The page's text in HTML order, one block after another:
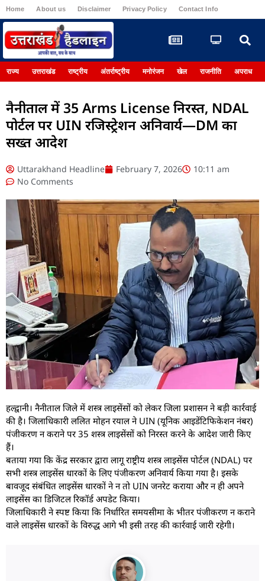
Home About us Disclaimer Privacy Policy Contact Info
राज्य उत्तराखंड राष्ट्रीय अंतर्राष्ट्रीय मनोरंजन खेल राजनीति अपराध
नैनीताल में 35 Arms License निरस्त, NDAL
पोर्टल पर UIN रजिस्ट्रेशन अनिवार्य—DM का
सख्त आदेश
Uttarakhand Headline February 7, 2026
10:11 am
No Comments
हल्द्वानी। नैनीताल जिले में शस्त्र लाइसेंसों को लेकर जिला प्रशासन ने बड़ी कार्रवाई
की है। जिलाधिकारी ललित मोहन रयाल ने UIN (यूनिक आइडेंटिफिकेशन नंबर)
पंजीकरण न कराने पर 35 शस्त्र लाइसेंसों को निरस्त करने के आदेश जारी किए
हैं।
बताया गया कि केंद्र सरकार द्वारा लागू राष्ट्रीय शस्त्र लाइसेंस पोर्टल (NDAL) पर
सभी शस्त्र लाइसेंस धारकों के लिए पंजीकरण अनिवार्य किया गया है। इसके
बावजूद संबंधित लाइसेंस धारकों ने न तो UIN जनरेट कराया और न ही अपने
लाइसेंस का डिजिटल रिकॉर्ड अपडेट किया।
जिलाधिकारी ने स्पष्ट किया कि निर्धारित समयसीमा के भीतर पंजीकरण न कराने
वाले लाइसेंस धारकों के विरुद्ध आगे भी इसी तरह की कार्रवाई जारी रहेगी।